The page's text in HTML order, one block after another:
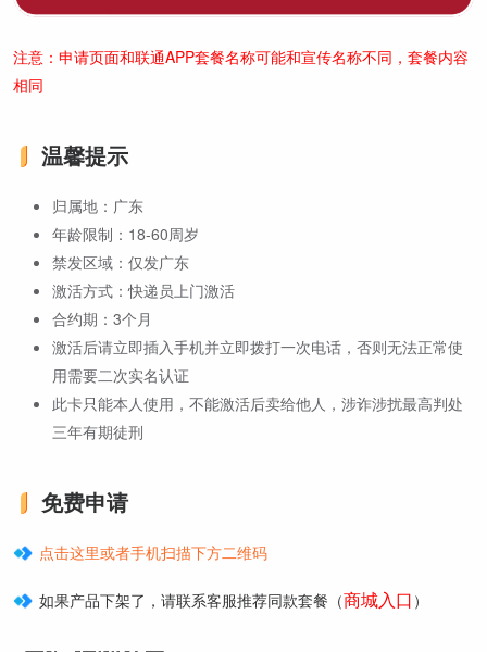
注意：申请页面和联通APP套餐名称可能和宣传名称不同，套餐内容
相同
温馨提示
归属地：广东
年龄限制：18-60周岁
禁发区域：仅发广东
激活方式：快递员上门激活
合约期：3个月
激活后请立即插入手机并立即拨打一次电话，否则无法正常使
用需要二次实名认证
此卡只能本人使用，不能激活后卖给他人，涉诈涉扰最高判处
三年有期徒刑
免费申请
点击这里或者手机扫描下方二维码
如果产品下架了，请联系客服推荐同款套餐（商城入口 ）